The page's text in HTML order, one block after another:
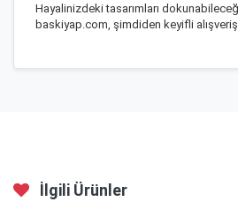
Hayalinizdeki tasarımları
baskiyap.com, şimdiden keyifli
İlgili Ürünler